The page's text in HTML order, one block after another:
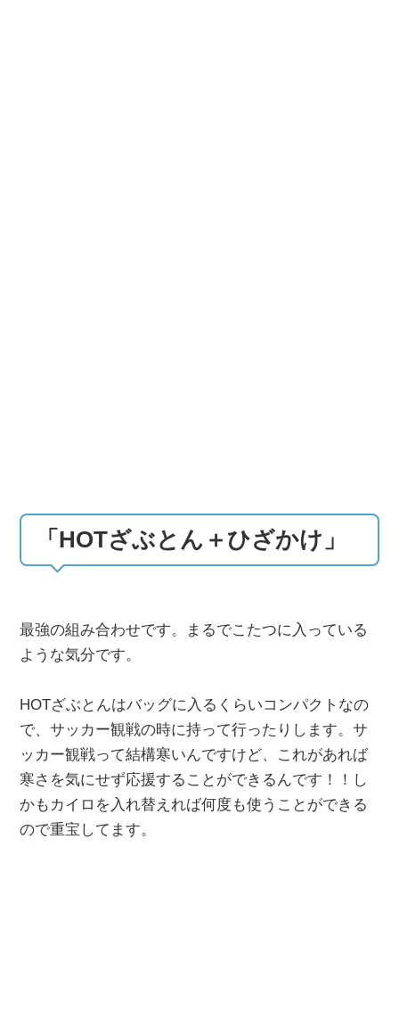
「HOTざぶとん＋ひざかけ」
最強の組み合わせです。まるでこたつに入っている
ような気分です。
HOTざぶとんはバッグに入るくらいコンパクトなの
で、サッカー観戦の時に持って行ったりします。サ
ッカー観戦って結構寒いんですけど、これがあれば
寒さを気にせず応援することができるんです！！し
かもカイロを入れ替えれば何度も使うことができる
ので重宝してます。